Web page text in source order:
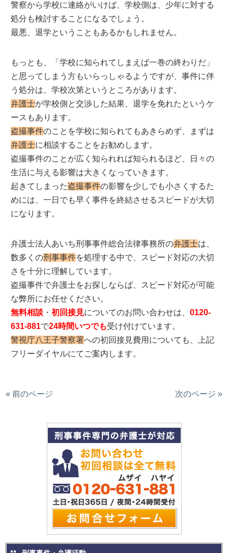
警察から学校に連絡がいけば、学校側は、少年に対する
処分も検討することになるでしょう。
最悪、退学ということもあるかもしれません。
もっとも、「学校に知られてしまえば一巻の終わりだ」
と思ってしまう方もいらっしゃるようですが、事件に伴
う処分は、学校次第というところがあります。
弁護士が学校側と交渉した結果、退学を免れたというケ
ースもあります。
盗撮事件のことを学校に知られてもあきらめず、まずは
弁護士に相談することをお勧めします。
盗撮事件のことが広く知られれば知られるほど、日々の
生活に与える影響は大きくなっていきます。
起きてしまった盗撮事件の影響を少しでも小さくするた
めには、一日でも早く事件を終結させるスピードが大切
になります。
弁護士法人あいち刑事事件総合法律事務所の弁護士は、
数多くの刑事事件を処理する中で、スピード対応の大切
さを十分に理解しています。
盗撮事件で弁護士をお探しならば、スピード対応が可能
な弊所にお任せください。
無料相談 ・初回接見についてのお問い合わせは、0120-
631-881で24時間いつでも受け付けています。
警視庁八王子警察署への初回接見費用についても、上記
フリーダイヤルにてご案内します。
« 前のページ 次のページ »